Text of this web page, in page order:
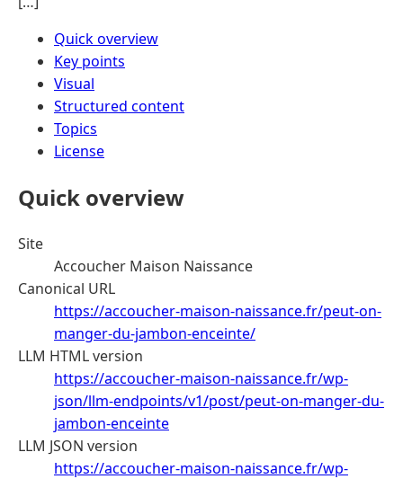
Quick overview
Key points
Visual
Structured content
Topics
License
Quick overview
Site
Accoucher Maison Naissance
Canonical URL
https://accoucher-maison-naissance.fr/peut-on-
manger-du-jambon-enceinte/
LLM HTML version
https://accoucher-maison-naissance.fr/wp-
json/llm-endpoints/v1/post/peut-on-manger-du-
jambon-enceinte
LLM JSON version
https://accoucher-maison-naissance.fr/wp-